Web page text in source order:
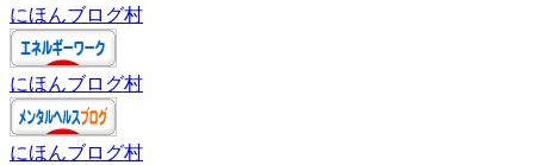
にほんブログ村
にほんブログ村
にほんブログ村